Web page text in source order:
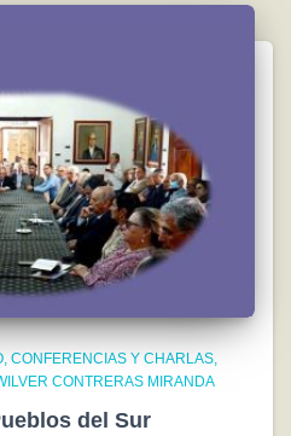
CONFERENCIAS Y CHARLAS
CONTRERAS MIRANDA
del Sur